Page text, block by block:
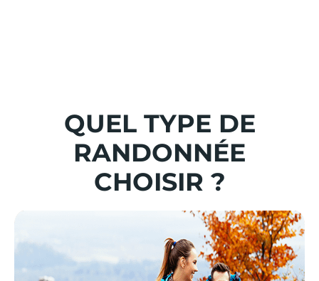
QUEL TYPE DE
RANDONNÉE
CHOISIR ?